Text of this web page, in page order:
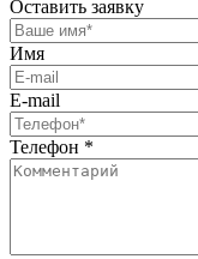
Оставить заявку
Имя
E-mail
Телефон *